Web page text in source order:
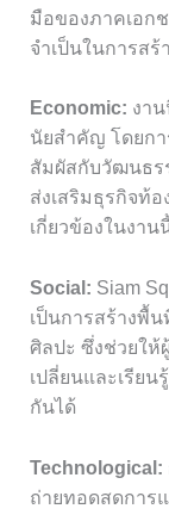
มือของภาคเอก
จำเป็นในการส
Economic: งา
นัยสำคัญ โดยกา
สัมผัสกับวัฒนธร
ส่งเสริมธุรกิจท้
เกี่ยวข้องในงาน
Social: Siam
เป็นการสร้างพื้
ศิลปะ ซึ่งช่วยให้
เปลี่ยนและเรีย
กันได้
Technological:
ถ่ายทอดสดการ